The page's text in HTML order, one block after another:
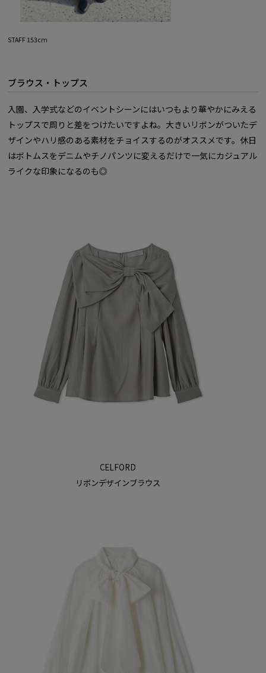
STAFF 153cm
ブラウス・トップス
入園、入学式などのイベントシーンにはいつもより華やかにみえる
トップスで周りと差をつけたいですよね。大きいリボンがついたデ
ザインやハリ感のある素材をチョイスするのがオススメです。休日
はボトムスをデニムやチノパンツに変えるだけで一気にカジュアル
ライクな印象になるのも◎
CELFORD
リボンデザインブラウス